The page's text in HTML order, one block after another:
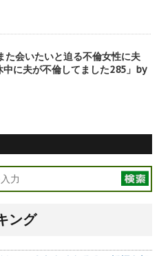
た会いたいと迫る不倫女性に夫
に夫が不倫してました285」by
ング